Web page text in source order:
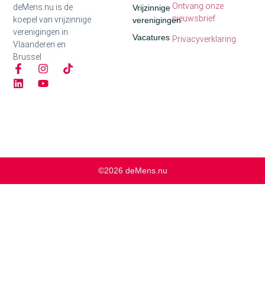
deMens.nu is de
koepel van vrijzinnige
verenigingen in
Vlaanderen en
Brussel
Vrijzinnige
verenigingen
Vacatures
Ontvang onze
nieuwsbrief
Privacyverklaring
©2026 deMens.nu